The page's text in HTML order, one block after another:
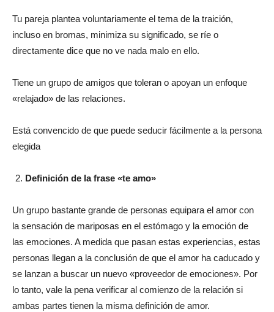
momento
Tu pareja plantea voluntariamente el tema de la traición,
incluso en bromas, minimiza su significado, se ríe o
directamente dice que no ve nada malo en ello.
Tiene un grupo de amigos que toleran o apoyan un enfoque
«relajado» de las relaciones.
Está convencido de que puede seducir fácilmente a la persona
elegida
Definición de la frase «te amo»
Un grupo bastante grande de personas equipara el amor con
la sensación de mariposas en el estómago y la emoción de
las emociones. A medida que pasan estas experiencias, estas
personas llegan a la conclusión de que el amor ha caducado y
se lanzan a buscar un nuevo «proveedor de emociones». Por
lo tanto, vale la pena verificar al comienzo de la relación si
ambas partes tienen la misma definición de amor.